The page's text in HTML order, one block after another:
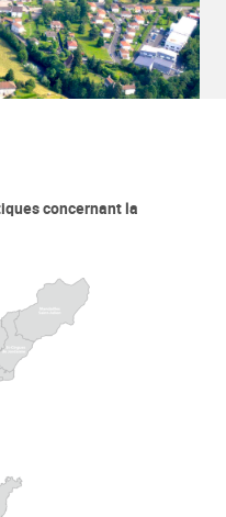
concernant la